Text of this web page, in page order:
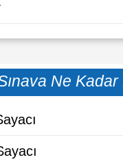
Ne Kadar